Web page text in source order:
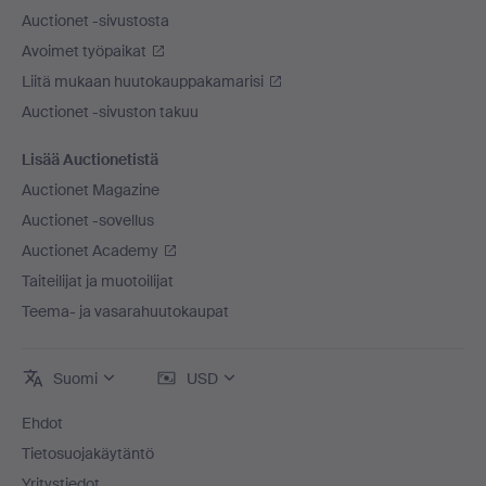
Auctionet -sivustosta
Avoimet työpaikat
Liitä mukaan huutokauppakamarisi
Auctionet -sivuston takuu
Lisää Auctionetistä
Auctionet Magazine
Auctionet -sovellus
Auctionet Academy
Taiteilijat ja muotoilijat
Teema- ja vasarahuutokaupat
Suomi USD
Ehdot
Tietosuojakäytäntö